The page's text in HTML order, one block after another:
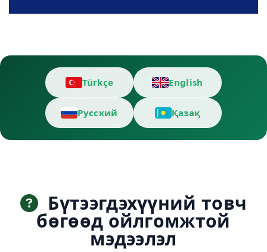
Türkçe English
Русский Қазақ
Бүтээгдэхүүний товч
бөгөөд ойлгомжтой
мэдээлэл